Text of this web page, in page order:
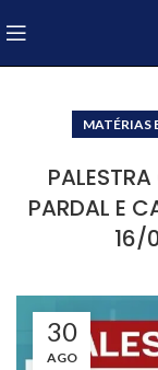
MATÉRIAS
PARDAL E
16/
30
AGO